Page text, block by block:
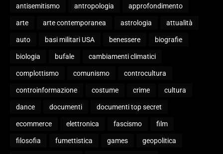
antisemitismo antropologia approfondimento
arte arte contemporanea astrologia attualità
auto basi militari USA benessere biografie
biologia bufale cambiamenti climatici
complottismo comunismo controcultura
controinformazione costume crime cultura
dance documenti documenti top secret
ecommerce elettronica fascismo film
filosofia fumettistica games geopolitica